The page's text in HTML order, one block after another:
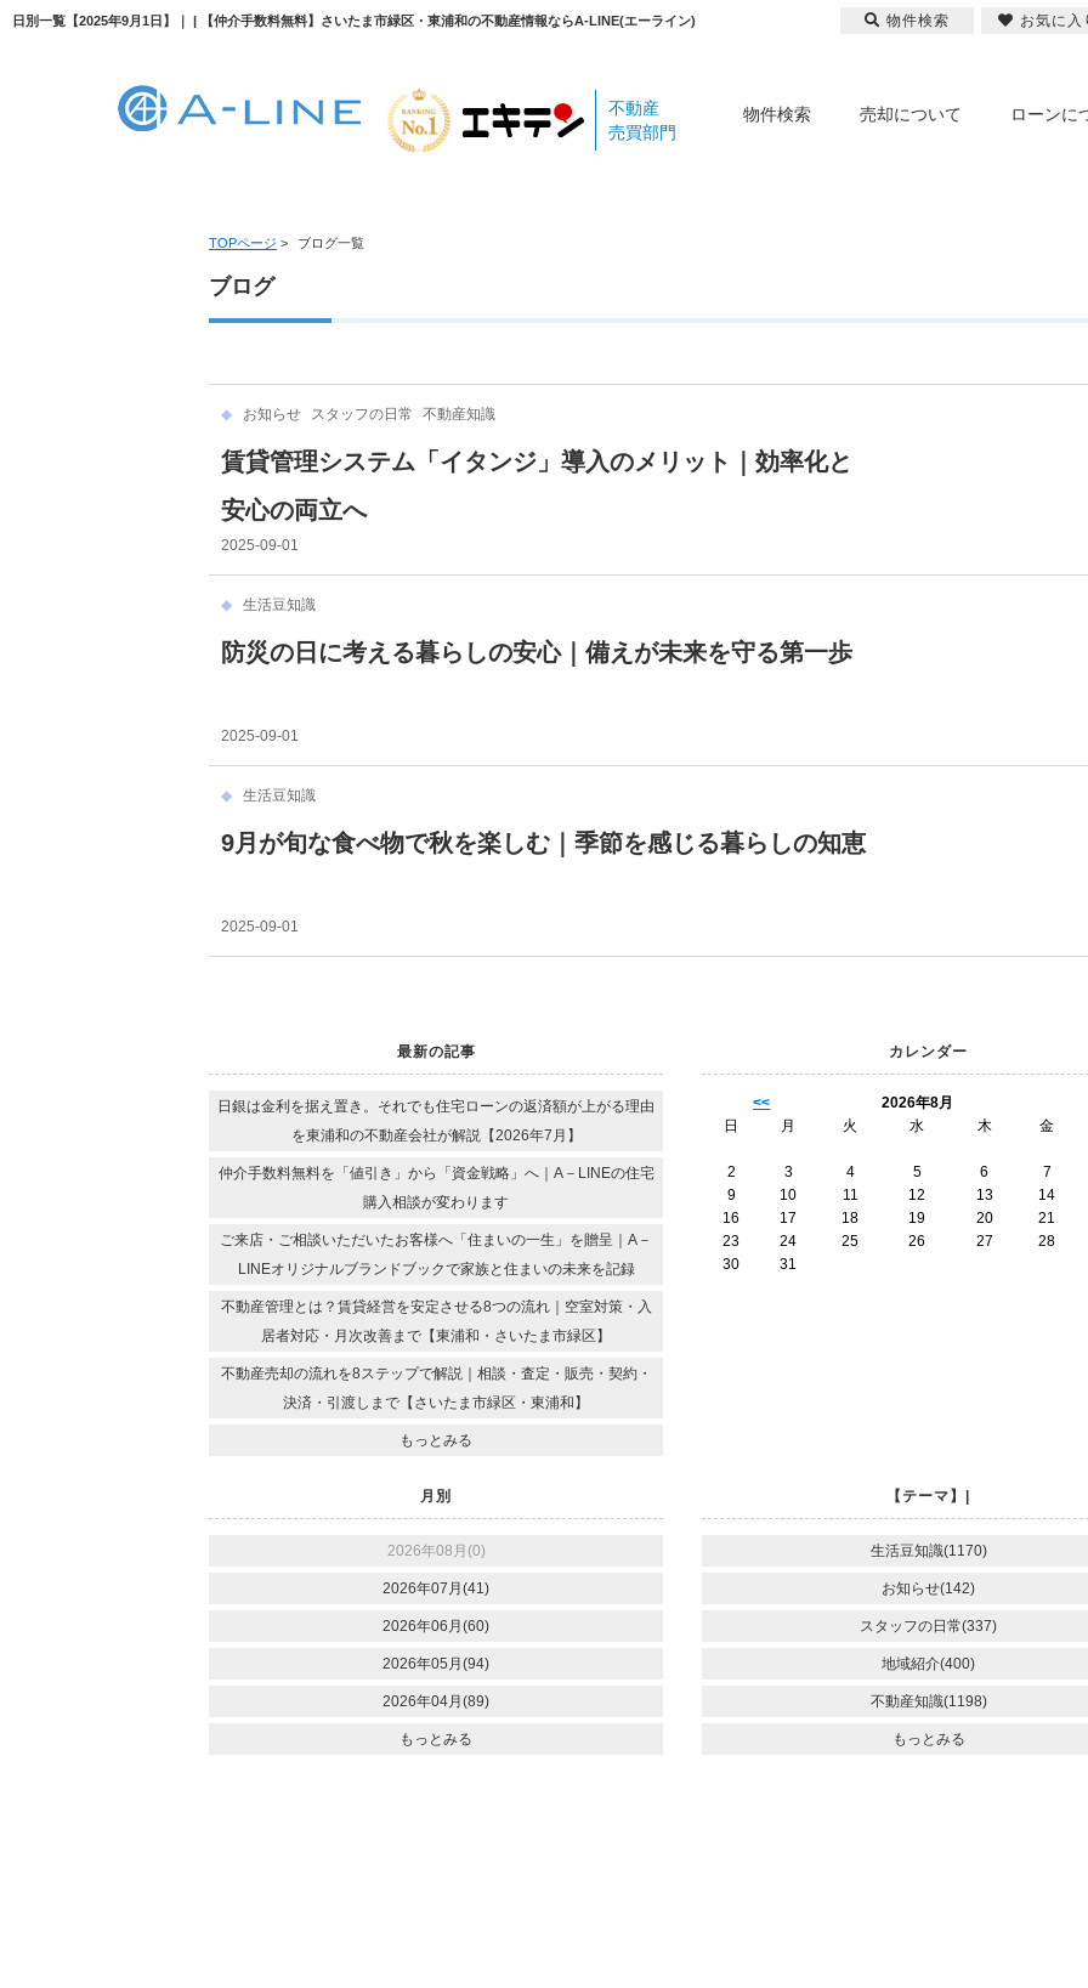
日別一覧【2025年9月1日】｜ | 【仲介手数料無料】さいたま市緑区・東浦和の不動産情報ならA-LINE(エーライン)
不動産
売買部門
物件検索 売却について ローンに
TOPページ > ブログ一覧
ブログ
お知らせ スタッフの日常 不動産知識
賃貸管理システム「イタンジ」導入のメリット｜効率化と
安心の両立へ
2025-09-01
生活豆知識
防災の日に考える暮らしの安心｜備えが未来を守る第一歩
2025-09-01
生活豆知識
9月が旬な食べ物で秋を楽しむ｜季節を感じる暮らしの知恵
2025-09-01
最新の記事
日銀は金利を据え置き。それでも住宅ローンの返済額が上がる理由
を東浦和の不動産会社が解説【2026年7月】
仲介手数料無料を「値引き」から「資金戦略」へ｜A－LINEの住宅
購入相談が変わります
ご来店・ご相談いただいたお客様へ「住まいの一生」を贈呈｜A－
LINEオリジナルブランドブックで家族と住まいの未来を記録
不動産管理とは？賃貸経営を安定させる8つの流れ｜空室対策・入
居者対応・月次改善まで【東浦和・さいたま市緑区】
不動産売却の流れを8ステップで解説｜相談・査定・販売・契約・
決済・引渡しまで【さいたま市緑区・東浦和】
もっとみる
カレンダー
<<
2026年8月
日
月 火 水 木 金
2 3 4 5 6
7
9
10 11 12 13
14
16
17 18 19 20
21
23
24 25 26 27
28
30
31
月別
2026年08月(0)
2026年07月(41)
2026年06月(60)
2026年05月(94)
2026年04月(89)
もっとみる
【テーマ】|
生活豆知識(1170)
お知らせ(142)
スタッフの日常(337)
地域紹介(400)
不動産知識(1198)
もっとみる
物件検索 お気に入